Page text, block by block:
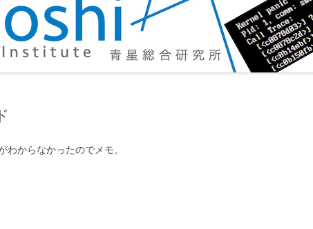
からなかったのでメモ。